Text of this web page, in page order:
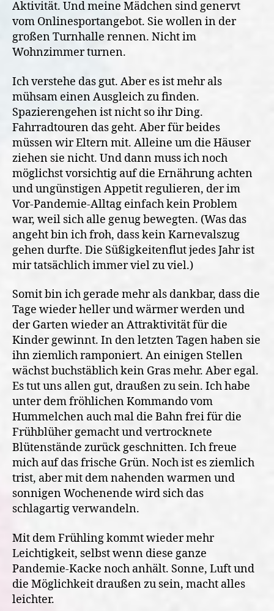
Aktivität. Und meine Mädchen sind genervt
vom Onlinesportangebot. Sie wollen in der
großen Turnhalle rennen. Nicht im
Wohnzimmer turnen.
Ich verstehe das gut. Aber es ist mehr als
mühsam einen Ausgleich zu finden.
Spazierengehen ist nicht so ihr Ding.
Fahrradtouren das geht. Aber für beides
müssen wir Eltern mit. Alleine um die Häuser
ziehen sie nicht. Und dann muss ich noch
möglichst vorsichtig auf die Ernährung achten
und ungünstigen Appetit regulieren, der im
Vor-Pandemie-Alltag einfach kein Problem
war, weil sich alle genug bewegten. (Was das
angeht bin ich froh, dass kein Karnevalszug
gehen durfte. Die Süßigkeitenflut jedes Jahr ist
mir tatsächlich immer viel zu viel.)
Somit bin ich gerade mehr als dankbar, dass die
Tage wieder heller und wärmer werden und
der Garten wieder an Attraktivität für die
Kinder gewinnt. In den letzten Tagen haben sie
ihn ziemlich ramponiert. An einigen Stellen
wächst buchstäblich kein Gras mehr. Aber egal.
Es tut uns allen gut, draußen zu sein. Ich habe
unter dem fröhlichen Kommando vom
Hummelchen auch mal die Bahn frei für die
Frühblüher gemacht und vertrocknete
Blütenstände zurück geschnitten. Ich freue
mich auf das frische Grün. Noch ist es ziemlich
trist, aber mit dem nahenden warmen und
sonnigen Wochenende wird sich das
schlagartig verwandeln.
Mit dem Frühling kommt wieder mehr
Leichtigkeit, selbst wenn diese ganze
Pandemie-Kacke noch anhält. Sonne, Luft und
die Möglichkeit draußen zu sein, macht alles
leichter.